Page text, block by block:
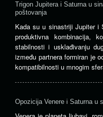
Trigon Jupitera i Saturna u
poštovanja
Kada su u sinastriji Jupiter i
produktivna kombinacija,
stabilnosti i usklađivanju
između partnera formiran je
kompatibilnosti u mnogim
Opozicija Venere i Saturna u